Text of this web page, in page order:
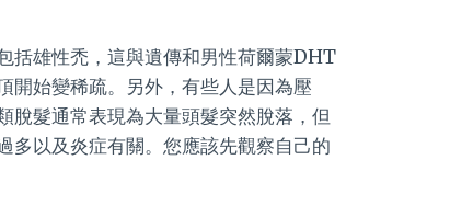
括雄性禿，這與遺傳和男性荷爾蒙DHT
開始變稀疏。另外，有些人是因為壓
脫髮通常表現為大量頭髮突然脫落，但
多以及炎症有關。您應該先觀察自己的